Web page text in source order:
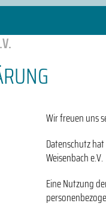
Wir freuen uns
Datenschutz
Weisenbach e.V.
Eine Nutzung